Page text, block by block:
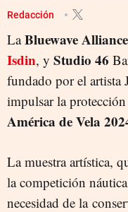
COPA AMÉRICA DE VELA
Redacción
LaBluewave Alliance
Isdin, y Studio 46
fundado por el artista
impulsar la
América de Vela
La muestra artística,
la competición
necesidad de la